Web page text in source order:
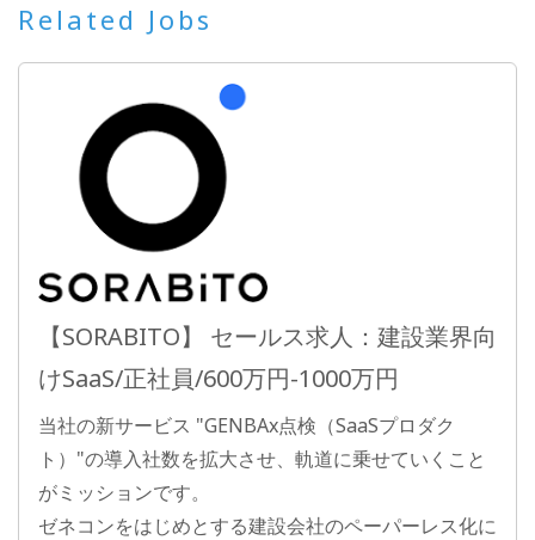
Related Jobs
【SORABITO】 セールス求人：建設業界向
けSaaS/正社員/600万円-1000万円
当社の新サービス "GENBAx点検（SaaSプロダク
ト）"の導入社数を拡大させ、軌道に乗せていくこと
がミッションです。
ゼネコンをはじめとする建設会社のペーパーレス化に